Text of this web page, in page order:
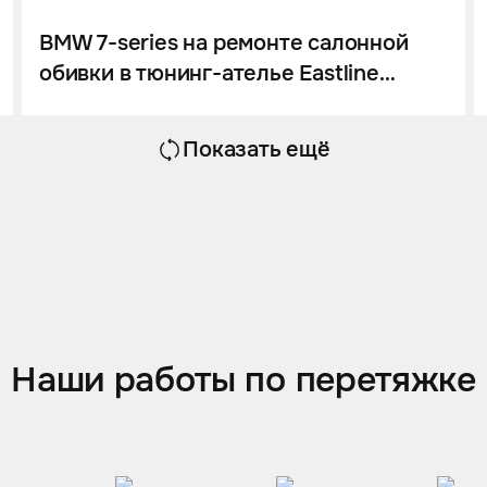
BMW 7-series на ремонте салонной
обивки в тюнинг-ателье Eastline
Показать ещё
Наши работы по перетяжке